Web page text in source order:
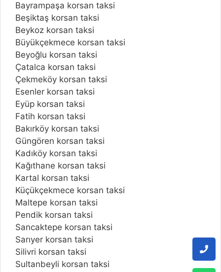
Bayrampaşa korsan taksi
Beşiktaş korsan taksi
Beykoz korsan taksi
Büyükçekmece korsan taksi
Beyoğlu korsan taksi
Çatalca korsan taksi
Çekmeköy korsan taksi
Esenler korsan taksi
Eyüp korsan taksi
Fatih korsan taksi
Bakırköy korsan taksi
Güngören korsan taksi
Kadıköy korsan taksi
Kağıthane korsan taksi
Kartal korsan taksi
Küçükçekmece korsan taksi
Maltepe korsan taksi
Pendik korsan taksi
Sancaktepe korsan taksi
Sarıyer korsan taksi
Silivri korsan taksi
Sultanbeyli korsan taksi